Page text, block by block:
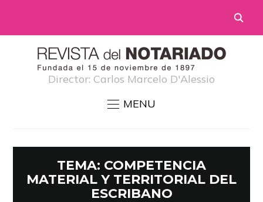
Director: Carlos Marcelo D'Alessio
MENU
TEMA: COMPETENCIA
MATERIAL Y TERRITORIAL DEL
ESCRIBANO